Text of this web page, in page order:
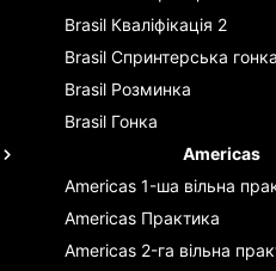
Brasil Кваліфікація 2
Brasil Спринтерська гонка
Brasil Розминка
Brasil Гонка
Americas
Americas 1-ша вільна
Americas Практика
Americas 2-га вільна